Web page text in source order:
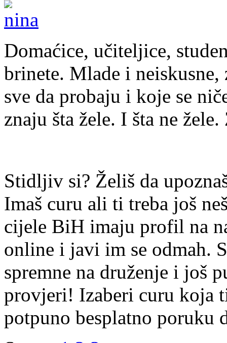
Domaćice, učiteljice,
brinete. Mlade i
sve da probaju i koje se
znaju šta žele. I šta ne
Stidljiv si? Želiš da
Imaš curu ali ti treba još
cijele BiH imaju profil na
online i javi im se odmah.
spremne na druženje i još
provjeri! Izaberi curu koja
potpuno besplatno poruku